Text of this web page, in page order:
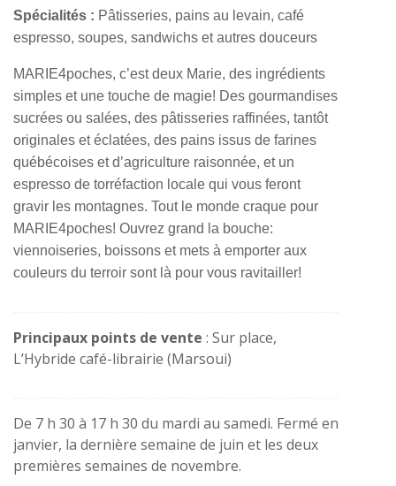
Spécialités : Pâtisseries, pains au levain, café
espresso, soupes, sandwichs et autres douceurs
MARIE4poches, c’est deux Marie, des ingrédients
simples et une touche de magie! Des gourmandises
sucrées ou salées, des pâtisseries raffinées, tantôt
originales et éclatées, des pains issus de farines
québécoises et d’agriculture raisonnée, et un
espresso de torréfaction locale qui vous feront
gravir les montagnes. Tout le monde craque pour
MARIE4poches! Ouvrez grand la bouche:
viennoiseries, boissons et mets à emporter aux
couleurs du terroir sont là pour vous ravitailler!
Principaux points de vente : Sur place,
L’Hybride café-librairie (Marsoui)
De 7 h 30 à 17 h 30 du mardi au samedi. Fermé en
janvier, la dernière semaine de juin et les deux
premières semaines de novembre.